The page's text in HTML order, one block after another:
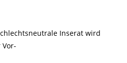
Inserat wird